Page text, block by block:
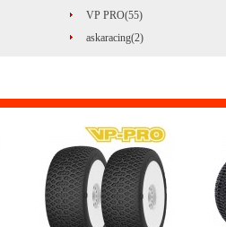
VP PRO(55)
askaracing(2)